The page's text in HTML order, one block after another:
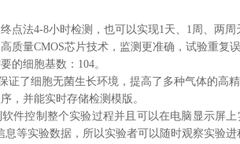
终点法4-8小时检测，也可以实现1天、1周、两周
质量CMOS芯片技术，监测更准确，试验重复误
的细胞基数：104。
证了细胞无菌生长环境，提高了多种气体的高精
，并能实时存储检测模版。
件控制整个实验过程并且可以在电脑显示屏
息等实验数据，所以实验者可以随时观察实验进